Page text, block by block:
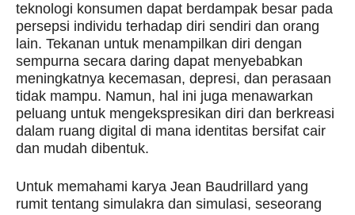
teknologi konsumen dapat berdampak besar pada
persepsi individu terhadap diri sendiri dan orang
lain. Tekanan untuk menampilkan diri dengan
sempurna secara daring dapat menyebabkan
meningkatnya kecemasan, depresi, dan perasaan
tidak mampu. Namun, hal ini juga menawarkan
peluang untuk mengekspresikan diri dan berkreasi
dalam ruang digital di mana identitas bersifat cair
dan mudah dibentuk.
Untuk memahami karya Jean Baudrillard yang
rumit tentang simulakra dan simulasi, seseorang